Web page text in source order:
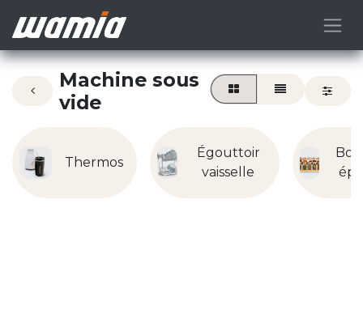
Machine sous
vide
Thermos
Égouttoir
vaisselle